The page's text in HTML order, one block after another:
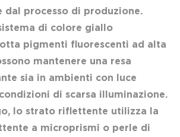
dal processo di produzione.
di colore giallo
pigmenti fluorescenti ad alta
mantenere una resa
sia in ambienti con luce
di scarsa illuminazione.
lo strato riflettente utilizza la
a microprismi o perle di